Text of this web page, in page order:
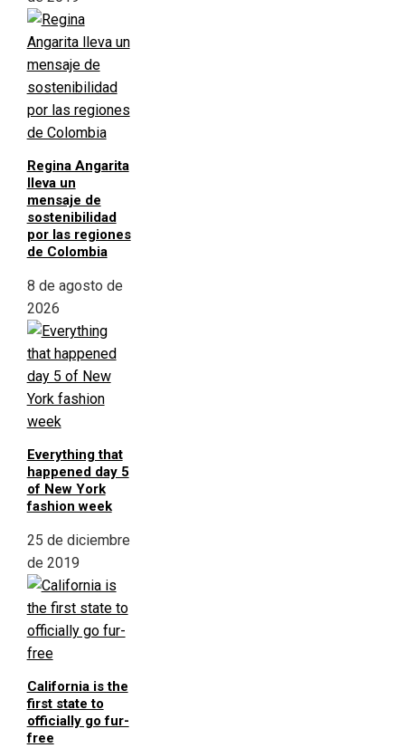
Regina Angarita
lleva un
mensaje de
sostenibilidad
por las regiones
de Colombia
8 de agosto de
2026
Everything that
happened day 5
of New York
fashion week
25 de diciembre
de 2019
California is the
first state to
officially go fur-
free